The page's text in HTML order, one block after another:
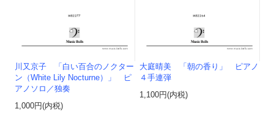
川又京子 「白い百合のノクター
ン（White Lily Nocturne）」 ピ
アノソロ／独奏
1,000円(内税)
大庭晴美 「朝の香り」 ピアノ
４手連弾
1,100円(内税)